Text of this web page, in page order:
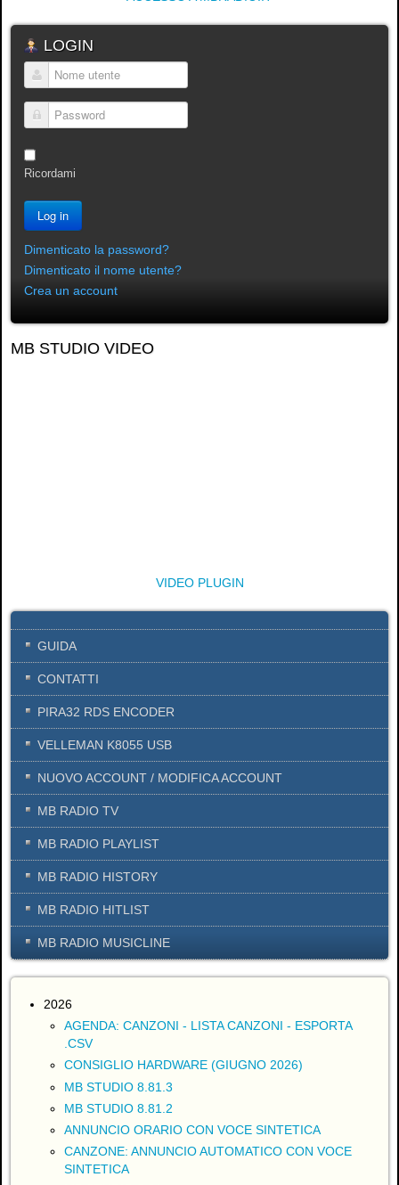
LOGIN
Nome utente
Password
Ricordami
Log in
Dimenticato la password?
Dimenticato il nome utente?
Crea un account
MB STUDIO VIDEO
VIDEO PLUGIN
GUIDA
CONTATTI
PIRA32 RDS ENCODER
VELLEMAN K8055 USB
NUOVO ACCOUNT / MODIFICA ACCOUNT
MB RADIO TV
MB RADIO PLAYLIST
MB RADIO HISTORY
MB RADIO HITLIST
MB RADIO MUSICLINE
2026
AGENDA: CANZONI - LISTA CANZONI - ESPORTA
.CSV
CONSIGLIO HARDWARE (GIUGNO 2026)
MB STUDIO 8.81.3
MB STUDIO 8.81.2
ANNUNCIO ORARIO CON VOCE SINTETICA
CANZONE: ANNUNCIO AUTOMATICO CON VOCE
SINTETICA